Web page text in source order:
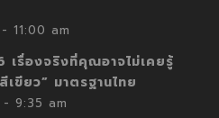
11:00 am
เรื่องจริงที่คุณอาจไม่เคยรู้
เขียว” มาตรฐานไทย
9:35 am